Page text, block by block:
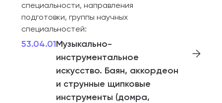
специальности, направления
подготовки, группы научных
специальностей:
53.04.01Музыкально-
инструментальное
искусство. Баян, аккордеон
и струнные щипковые
инструменты (домра,